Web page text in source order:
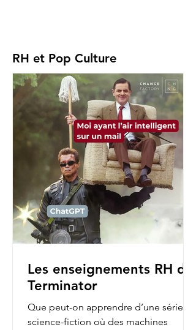
RH et Pop Culture
Les enseignements RH de
Terminator
Que peut-on apprendre d’une série de
science-fiction où des machines